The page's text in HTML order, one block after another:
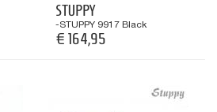
STUPPY
-STUPPY 9917 Black
€ 164,95